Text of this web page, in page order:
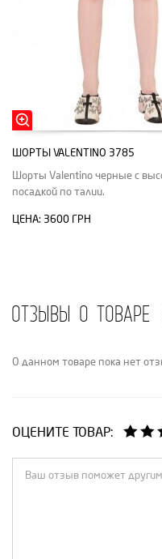
ШОРТЫ VALENTINO 3785
Шорты Valentino черные с
посадкой по талии.
ЦЕНА: 3600 ГРН
ОТЗЫВЫ О ТОВАРЕ
О данном товаре пока нет
ОЦЕНИТЕ ТОВАР: